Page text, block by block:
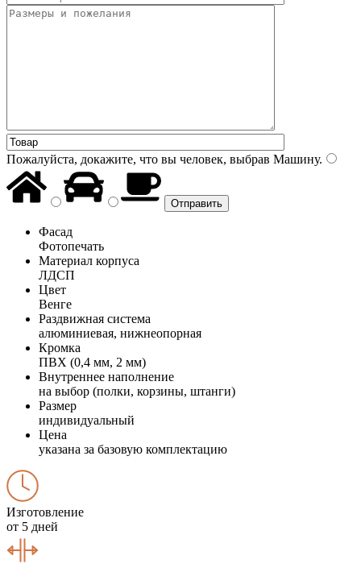
Пожалуйста, докажите, что вы человек, выбрав Машину.
Фасад
Фотопечать
Материал корпуса
ЛДСП
Цвет
Венге
Раздвижная система
алюминиевая, нижнеопорная
Кромка
ПВХ (0,4 мм, 2 мм)
Внутреннее наполнение
на выбор (полки, корзины, штанги)
Размер
индивидуальный
Цена
указана за базовую комплектацию
Изготовление
от 5 дней